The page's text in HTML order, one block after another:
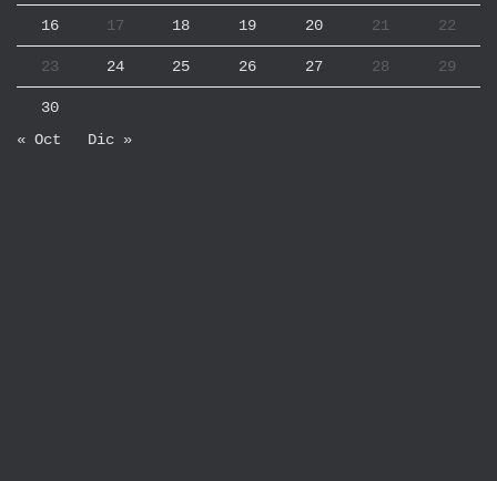
16 17 18 19 20 21 22
23 24 25 26 27 28 29
30
« Oct
Dic »